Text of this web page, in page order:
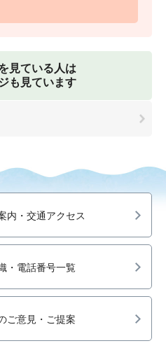
見ている人は
も見ています
内・交通アクセス
・電話番号一覧
ご意見・ご提案